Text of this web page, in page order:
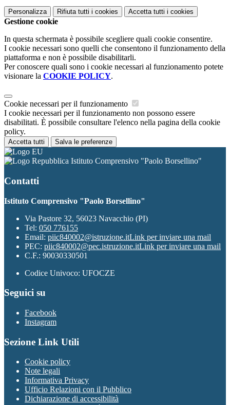
Personalizza Rifiuta tutti i cookies Accetta tutti i cookies
Gestione cookie
In questa schermata è possibile scegliere quali cookie consentire.
I cookie necessari sono quelli che consentono il funzionamento della
piattaforma e non è possibile disabilitarli.
Per conoscere quali sono i cookie necessari al funzionamento potete
visionare la COOKIE POLICY.
Cookie necessari per il funzionamento
I cookie necessari per il funzionamento non possono essere
disabilitati. È possibile consultare l'elenco nella pagina della cookie
policy.
Accetta tutti Salva le preferenze
Istituto Comprensivo "Paolo Borsellino"
Contatti
Istituto Comprensivo "Paolo Borsellino"
Via Pastore 32, 56023 Navacchio (PI)
Tel: 050 776155
Email: piic840002@istruzione.itLink per inviare una mail
PEC: piic840002@pec.istruzione.itLink per inviare una mail
C.F.: 90030330501
Codice Univoco: UFOCZE
Seguici su
Facebook
Instagram
Sezione Link Utili
Cookie policy
Note legali
Informativa Privacy
Ufficio Relazioni con il Pubblico
Dichiarazione di accessibilità